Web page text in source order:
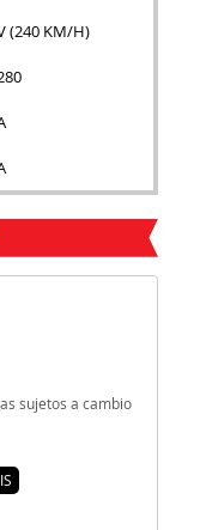
(240 KM/H)
sujetos a cambio